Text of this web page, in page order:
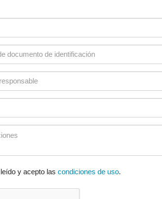
y acepto lascondiciones de uso.